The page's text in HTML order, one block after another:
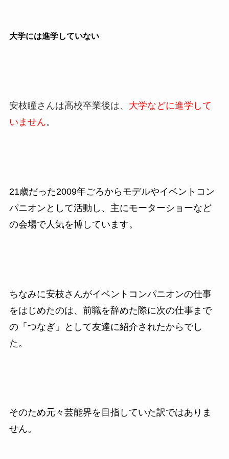
大学には進学していない
安枝瞳さんは高校卒業後は、 大学などに進学して
いません。
21歳だった2009年ごろからモデルやイベントコン
パニオンとして活動し、 主にモーターショーなど
の会場で人気を博しています。
ちなみに安枝さんがイベントコンパニオンの仕事
をはじめたのは、前職を辞めた際に次の仕事まで
の「つなぎ」として友達に紹介されたからでし
た。
そのため元々芸能界を目指していた訳ではありま
せん。